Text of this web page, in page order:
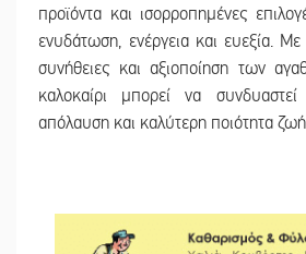
προϊόντα και ισορροπημένες
ενυδάτωση, ενέργεια και ευεξία.
συνήθειες και αξιοποίηση των
καλοκαίρι μπορεί να
απόλαυση και καλύτερη ποιότητα